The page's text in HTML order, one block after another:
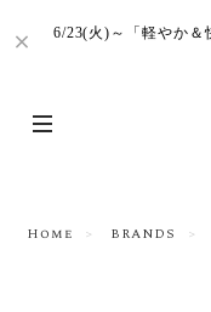
6/23(火)～「軽やか＆
Home BRANDS